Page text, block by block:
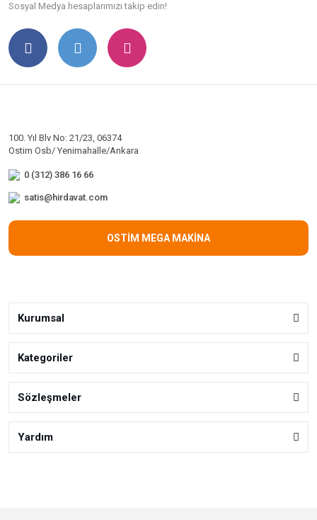
Sosyal Medya hesaplarımızı takip edin!
100. Yıl Blv No: 21/23, 06374
Ostim Osb/ Yenimahalle/Ankara
0 (312) 386 16 66
satis@hirdavat.com
OSTİM MEGA MAKİNA
Kurumsal
Kategoriler
Sözleşmeler
Yardım